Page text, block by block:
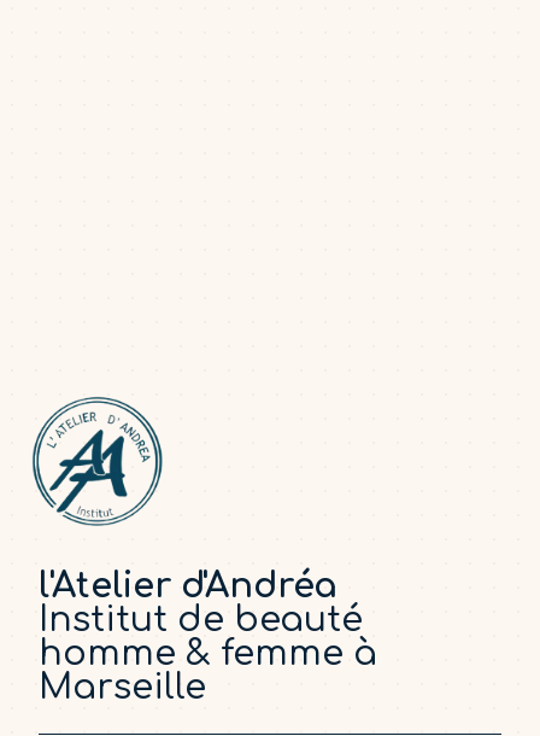
l'Atelier d'Andréa
Institut de beauté
homme & femme à
Marseille